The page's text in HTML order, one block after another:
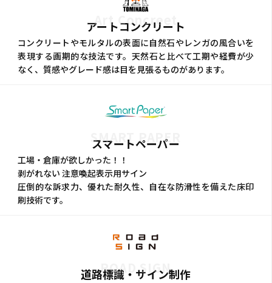
Art Concreet
アートコンクリート
コンクリートやモルタルの表面に自然石やレンガの風合いを
表現する画期的な技法です。天然石と比べて工期や経費が少
なく、質感やグレード感は目を見張るものがあります。
SMART PAPER
スマートペーパー
工場・倉庫が欲しかった！！
剥がれない 注意喚起表示用サイン
圧倒的な訴求力、優れた耐久性、自在な防滑性を備えた床印
刷技術です。
ROAD SIGN
道路標識・サイン制作